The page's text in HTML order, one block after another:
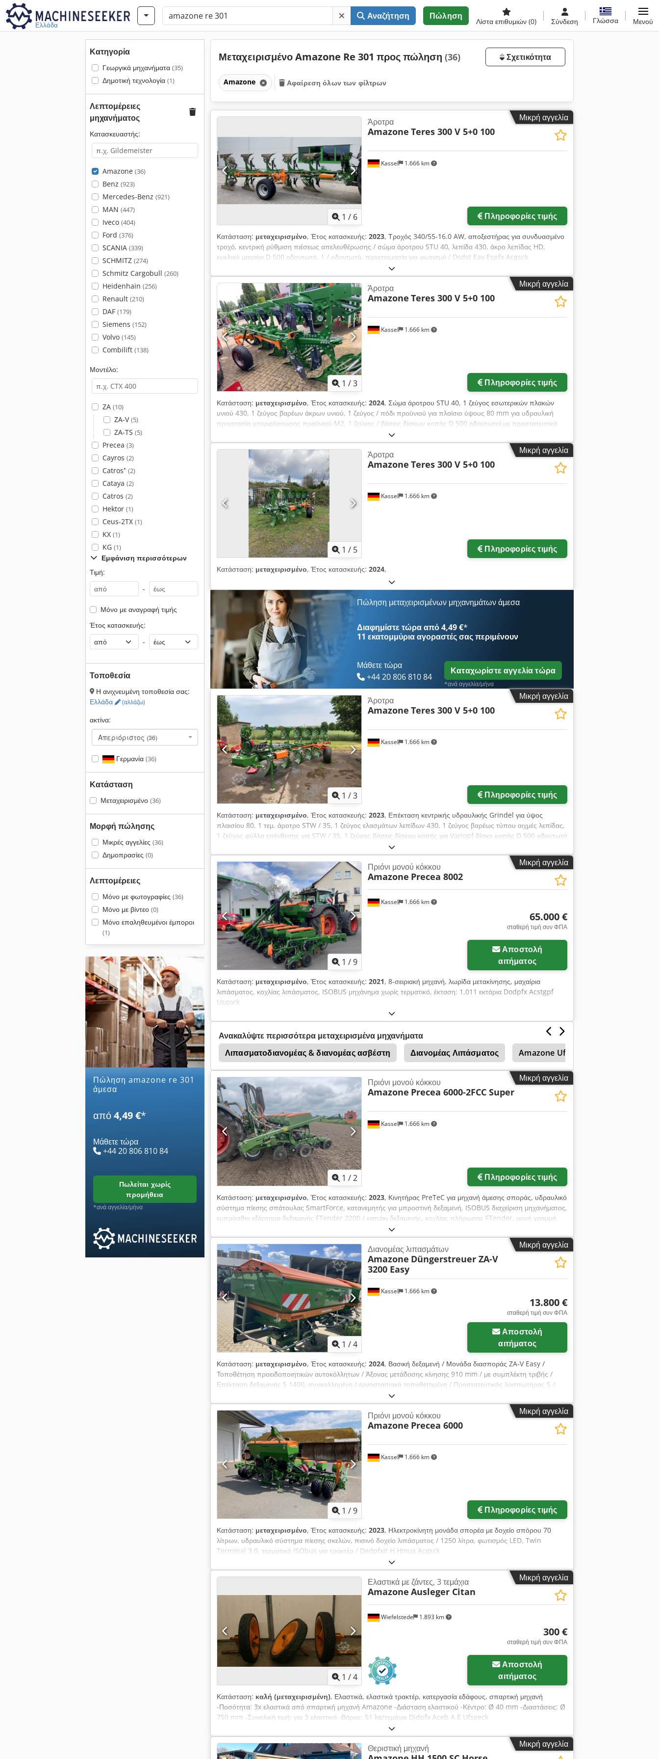
Ελλάδα
Αναζήτηση Πώληση
Λίστα επιθυμιών (0) Σύνδεση Γλώσσα Μενού
Κατηγορία
Γεωργικά μηχανήματα (35)
Δημοτική τεχνολογία (1)
Λεπτομέρειες
μηχανήματος
Κατασκευαστής:
Amazone (36)
Benz (923)
Mercedes-Benz (921)
MAN (447)
Iveco (404)
Ford (376)
SCANIA (339)
SCHMITZ (274)
Schmitz Cargobull (260)
Heidenhain (256)
Renault (210)
DAF (179)
Siemens (152)
Volvo (145)
Combilift (138)
Μοντέλο:
ZA (10)
ZA-V(5)
ZA-TS (5)
Precea (3)
Cayros (2)
Catros⁺ (2)
Cataya (2)
Catros (2)
Hektor (1)
Ceus-2TX (1)
KX (1)
KG (1)
Εμφάνιση περισσότερων
Τιμή:
-
Μόνο με αναγραφή τιμής
Έτος κατασκευής:
-
Τοποθεσία
Η ανιχνευμένη τοποθεσία σας:
Ελλάδα
(αλλάζω)
ακτίνα:
Απεριόριστος (36)
Γερμανία (36)
Κατάσταση
Μεταχειρισμένο (36)
Μορφή πώλησης
Μικρές αγγελίες (36)
Δημοπρασίες (0)
Λεπτομέρειες
Μόνο με φωτογραφίες (36)
Μόνο με βίντεο (0)
Μόνο επαληθευμένοι έμποροι
(1)
Πώληση amazone re 301
άμεσα
από4,49 €*
Μάθετε τώρα
+44 20 806 810 84
πωλείται χωρίς
προμήθεια
*ανά αγγελία/μήνα
Μεταχειρισμένο Amazone Re 301 προς πώληση (36) Σχετικότητα
Amazone Αφαίρεση όλων των φίλτρων
Μικρή αγγελία
1 / 6
Kassel 1.666 km
Άροτρα
Amazone Teres 300 V 5+0 100
Πληροφορίες τιμής
Κατάσταση: μεταχειρισμένο, Έτος κατασκευής: 2023, Τροχός 340/55-16.0 AW, αποξεστήρας για συνδυασμένο
τροχό, κεντρική ρύθμιση πιέσεως απελευθέρωσης / σώμα άροτρου STU 40, λεπίδα 430, άκρο λεπίδας HD,
κυκλικό μαχαίρι D 500 οδοντωτό, 1 / οδοντωτό, προετοιμασία για φωτισμό / Dsdst Eay Espfx Acgsck
Μικρή αγγελία
1 /3
Kassel 1.666 km
Άροτρα
Amazone Teres 300 V 5+0 100
Πληροφορίες τιμής
Κατάσταση: μεταχειρισμένο, Έτος κατασκευής: 2024, Σώμα άροτρου STU 40, 1 ζεύγος εσωτερικών πλακών
υνιού 430, 1 ζεύγος βαρέων άκρων υνιού, 1 ζεύγος / πόδι προϋνιού για πλαίσιο ύψους 80 mm για υδραυλική
προστασία υπερφόρτωσης προϋνιού M2, 1 ζεύγος / βάσεις δίσκων κοπής D 500 οδοντωτοί με προστατευτικά
πλακίδια, 1 ζεύγος / προσαρμογή σώματος μετά μετάλλαξης. Dedpet A Udyefx Acgock
Μικρή αγγελία
1 / 5
Kassel 1.666 km
Άροτρα
Amazone Teres 300 V 5+0 100
Πληροφορίες τιμής
Κατάσταση: μεταχειρισμένο, Έτος κατασκευής: 2024,
Πώληση μεταχειρισμένων μηχανημάτων άμεσα
Διαφημίστε τώρα από 4,49 €*
11 εκατομμύρια αγοραστέςσας περιμένουν
Μάθετε τώρα
+44 20 806 810 84
Καταχωρίστε αγγελία τώρα
*ανά αγγελία/μήνα
Μικρή αγγελία
1 /3
Kassel 1.666 km
Άροτρα
Amazone Teres 300 V 5+0 100
Πληροφορίες τιμής
Κατάσταση: μεταχειρισμένο, Έτος κατασκευής: 2023, Επέκταση κεντρικής υδραυλικής Grindel για ύψος
πλαισίου 80, 1 τεμ. άροτρο STW / 35, 1 ζεύγος ελασμάτων λεπίδων 430, 1 ζεύγος βαρέως τύπου αιχμές λεπίδας,
1 ζεύγος φύλλα επένθεσης για STW / 35, 1 ζεύγος βάσεις δίσκου κοπής για Variopf δίσκο κοπής D 500 οδοντωτό
Μικρή αγγελία
1 /9
Kassel 1.666 km
Πριόνι μονού κόκκου
Amazone Precea 8002
65.000 €
σταθερή τιμή συν ΦΠΑ
Αποστολή
αιτήματος
Κατάσταση: μεταχειρισμένο, Έτος κατασκευής: 2021, 8-σειριακή μηχανή, λωρίδα μετακίνησης, μαχαίρια
λιπάσματος, κοχλίας λιπάσματος, ISOBUS μηχάνημα χωρίς τερματικό, έκταση: 1,011 εκτάρια Dodpfx Acstgpf
Usgock
Ανακαλύψτε περισσότερα μεταχειρισμένα μηχανήματα
Λιπασματοδιανομέας & διανομέας ασβέστη
Διανομέας Λιπάσματος Amazone Uf 901
Άροτρο Φορές Δισκοφόρα Άροτρα
Μικρή αγγελία
1 /2
Kassel 1.666 km
Πριόνι μονού κόκκου
Amazone Precea 6000-2FCC Super
Πληροφορίες τιμής
Κατάσταση: μεταχειρισμένο, Έτος κατασκευής: 2023, Κινητήρας PreTeC για μηχανή άμεσης σποράς, υδραυλικό
σύστημα πίεσης σπάτουλας SmartForce, κατανεμητής για μπροστινή δεξαμενή, ISOBUS διαχείριση μηχανήματος,
εμπρόσθιο εξάρτημα δεξαμενής FTender 2200 / καπάκι δεξαμενής, κοχλίας πλήρωσης FTender, μονή γραμμή
μεταφοράς, αυτόνομη / ISOBUS διαχείριση μηχανήματος Dcsdpfotp Hmrex Acgek
Μικρή αγγελία
1 /4
Kassel 1.666 km
Διανομέας λιπασμάτων
Amazone Düngerstreuer ZA-V
3200 Easy
13.800 €
σταθερή τιμή συν ΦΠΑ
Αποστολή
αιτήματος
Κατάσταση: μεταχειρισμένο, Έτος κατασκευής: 2024, Βασική δεξαμενή / Μονάδα διασποράς ZA-V Easy /
Τοποθέτηση προειδοποιητικών αυτοκόλλητων / Άξονας μετάδοσης κίνησης 910 mm / με συμπλέκτη τριβής /
Επέκταση δεξαμενής S 1400, συγκολλημένη / εργοστασιακά τοποθετημένη / Προστατευτικός λασπωτήρας S /
Πίσω φωτισμός LED / Υπολογιστής χειρισμού Easy Dedouhp Ehopfx Acgsck
Μικρή αγγελία
1 /9
Kassel 1.666 km
Πριόνι μονού κόκκου
Amazone Precea 6000
Πληροφορίες τιμής
Κατάσταση: μεταχειρισμένο, Έτος κατασκευής: 2023, Ηλεκτροκίνητη μονάδα σπορέα με δοχείο σπόρου 70
λίτρων, υδραυλικό σύστημα πίεσης σκελών, πισινό δοχείο λιπάσματος / 1250 λίτρα, φωτισμός LED, Twin
Terminal 3.0, τερματικό ISObus για τρακτέρ / Dedpfxjt H Hmus Acgsck
Μικρή αγγελία
1 /4
Wiefelstede 1.893 km
Ελαστικά με ζάντες, 3 τεμάχια
Amazone Ausleger Citan
300 €
σταθερή τιμή συν ΦΠΑ
Αποστολή
αιτήματος
Κατάσταση: καλή (μεταχειρισμένη), Ελαστικά, ελαστικά τρακτέρ, κατεργασία εδάφους, σπαρτική μηχανή
-Ποσότητα: 3x ελαστικά από σπαρτική μηχανή Amazone -Διάσταση ελαστικού -Κέντρο: Ø 40 mm -Διαστάσεις: Ø
750 mm -Συνολική τιμή: για 3 ελαστικά -Βάρος: 51 kg/τεμάχιο Djdpfx Aceb A E Ufsgeck
Μικρή αγγελία
Θεριστική μηχανή